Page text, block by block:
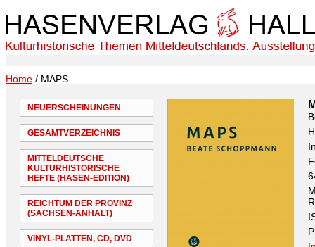
Home / MAPS
NEUERSCHEINUNGEN
GESAMTVERZEICHNIS
MITTELDEUTSCHE
KULTURHISTORISCHE
HEFTE (HASEN-EDITION)
REICHTUM DER PROVINZ
(SACHSEN-ANHALT)
VINYL-PLATTEN, CD, DVD